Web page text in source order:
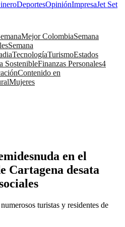
DeportesOpiniónImpresaJet Set
Mejor ColombiaSemana
Semana
TecnologíaTurismoEstados
SostenibleFinanzas Personales4
Contenido en
Mujeres
en el
Cartagena desata
turistas y residentes de